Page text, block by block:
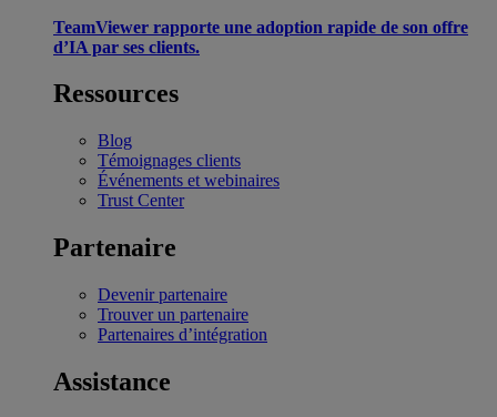
TeamViewer rapporte une adoption rapide de son offre
d’IA par ses clients.
Ressources
Blog
Témoignages clients
Événements et webinaires
Trust Center
Partenaire
Devenir partenaire
Trouver un partenaire
Partenaires d’intégration
Assistance